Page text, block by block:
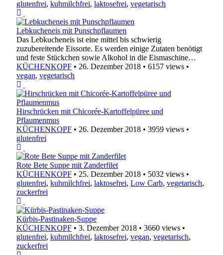
glutenfrei, kuhmilchfrei, laktosefrei, vegetarisch
Lebkucheneis mit Punschpflaumen
Das Lebkucheneis ist eine mittel bis schwierig
zuzubereitende Eissorte. Es werden einige Zutaten benötigt
und feste Stückchen sowie Alkohol in die Eismaschine…
KÜCHENKOPF • 26. Dezember 2018 • 6157 views •
vegan, vegetarisch
Hirschrücken mit Chicorée-Kartoffelpüree und
Pflaumenmus
KÜCHENKOPF • 26. Dezember 2018 • 3959 views •
glutenfrei
Rote Bete Suppe mit Zanderfilet
KÜCHENKOPF • 25. Dezember 2018 • 5032 views •
glutenfrei, kuhmilchfrei, laktosefrei, Low Carb, vegetarisch,
zuckerfrei
Kürbis-Pastinaken-Suppe
KÜCHENKOPF • 3. Dezember 2018 • 3660 views •
glutenfrei, kuhmilchfrei, laktosefrei, vegan, vegetarisch,
zuckerfrei